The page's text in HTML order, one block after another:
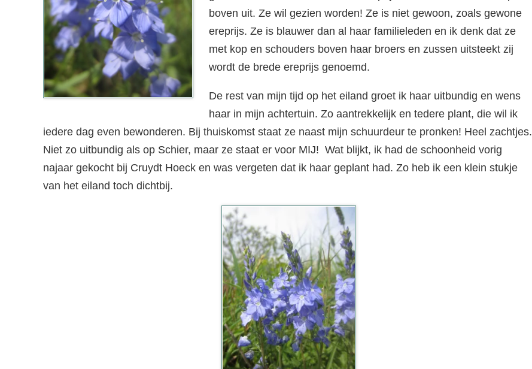
boven uit. Ze wil gezien worden! Ze is niet gewoon, zoals gewone
ereprijs. Ze is blauwer dan al haar familieleden en ik denk dat ze
met kop en schouders boven haar broers en zussen uitsteekt zij
wordt de brede ereprijs genoemd.
De rest van mijn tijd op het eiland groet ik haar uitbundig en wens
haar in mijn achtertuin. Zo aantrekkelijk en tedere plant, die wil ik
iedere dag even bewonderen. Bij thuiskomst staat ze naast mijn schuurdeur te pronken! Heel zachtjes.
Niet zo uitbundig als op Schier, maar ze staat er voor MIJ! Wat blijkt, ik had de schoonheid vorig
najaar gekocht bij Cruydt Hoeck en was vergeten dat ik haar geplant had. Zo heb ik een klein stukje
van het eiland toch dichtbij.